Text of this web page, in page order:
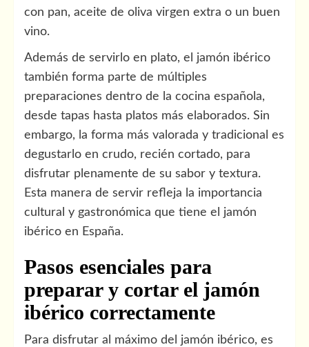
con pan, aceite de oliva virgen extra o un buen
vino.
Además de servirlo en plato, el jamón ibérico
también forma parte de múltiples
preparaciones dentro de la cocina española,
desde tapas hasta platos más elaborados. Sin
embargo, la forma más valorada y tradicional es
degustarlo en crudo, recién cortado, para
disfrutar plenamente de su sabor y textura.
Esta manera de servir refleja la importancia
cultural y gastronómica que tiene el jamón
ibérico en España.
Pasos esenciales para
preparar y cortar el jamón
ibérico correctamente
Para disfrutar al máximo del jamón ibérico, es